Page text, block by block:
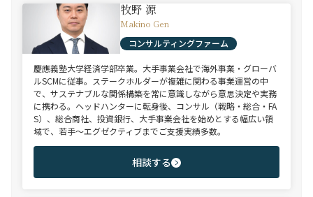
牧野 源
Makino Gen
コンサルティングファーム
慶應義塾大学経済学部卒業。大手事業会社で海外事業・グローバ
ルSCMに従事。ステークホルダーが複雑に関わる事業運営の中
で、サステナブルな関係構築を常に意識しながら意思決定や実務
に携わる。ヘッドハンターに転身後、コンサル（戦略・総合・FA
S）、総合商社、投資銀行、大手事業会社を始めとする幅広い領
域で、若手～エグゼクティブまでご支援実績多数。
相談する